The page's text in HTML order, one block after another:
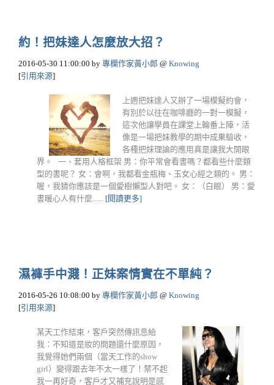
約！把妹達人怎麼放大招？
2016-05-30 11:00:00 by 專欄作家黃小郎 @ Knowing
[引用來源]
上週把妹達人又辦了一場模擬約會，
有別於以往在咖啡廳的一對一模擬，
這次他讓學員在課堂上輪番上陣，活
像是一場把妹教學的期中成果驗收，
各種把妹理論的應用真是讓我大開眼
界。 一、套用人格框架 男：你平常會看書嗎？都看些什麼類
型的書呢？ 女：會啊，我都看金瓶梅、玉女心經之類的。 男：
喔，我猜你應該是一個愛樹懶型人對吧。 女：（白眼） 男：愛
書暖心人有什麼...... [閱讀更多]
濕褲手中濺！正妹案情實在不單純？
2016-05-26 10:08:00 by 專欄作家黃小郎 @ Knowing
[引用來源]
某天工作結束，客戶突然傳訊息給
我：不知道是妝的問題還什麼原因，
我覺得她們兩個（當天工作的show
girl）變得跟去年不太一樣了！禁不起
我一再好奇，客戶才又補充說明是感